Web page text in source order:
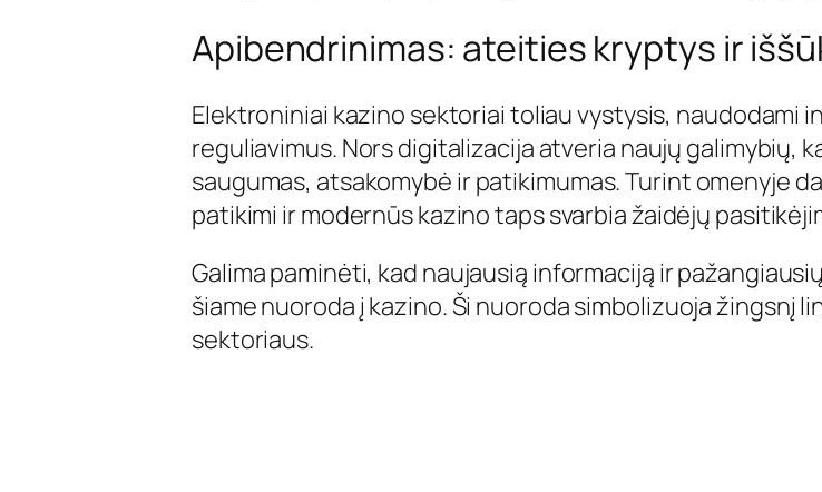
Apibendrinimas: ateities kryptys ir
Elektroniniai kazino sektoriai toliau vystysis, naudodami
reguliavimus. Nors digitalizacija atveria naujų galimybių,
saugumas, atsakomybė ir patikimumas. Turint omenyje
patikimi ir modernūs kazino taps svarbia žaidėjų
Galima paminėti, kad naujausią informaciją ir
šiame nuoroda į kazino. Ši nuoroda simbolizuoja žingsnį
sektoriaus.